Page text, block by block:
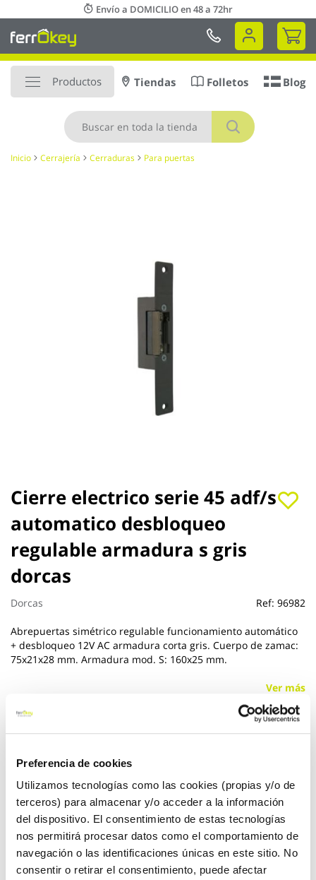
Preferencia de cookies
Utilizamos tecnologías como las cookies (propias y/o de
terceros) para almacenar y/o acceder a la información
del dispositivo. El consentimiento de estas tecnologías
nos permitirá procesar datos como el comportamiento de
navegación o las identificaciones únicas en este sitio. No
consentir o retirar el consentimiento, puede afectar
al
contenido
Envío a DOMICILIO en 48 a 72hr
Mi
Productos
Buscar
Tiendas Folletos Blog
Inicio Cerrajería Cerraduras Para puertas
Cierre electrico serie 45 adf/s
automatico desbloqueo
regulable armadura s gris
dorcas
Dorcas Ref: 96982
Abrepuertas simétrico regulable funcionamiento automático
+ desbloqueo 12V AC armadura corta gris. Cuerpo de zamac:
75x21x28 mm. Armadura mod. S: 160x25 mm.
Ver más
15,05 €
Añadir al carrito
Click&Collect - Recogida gratis
en nuestras tiendas
Envío a domicilio:
5 días hábiles
Saltar
al
comienzo
de
la
galería
de